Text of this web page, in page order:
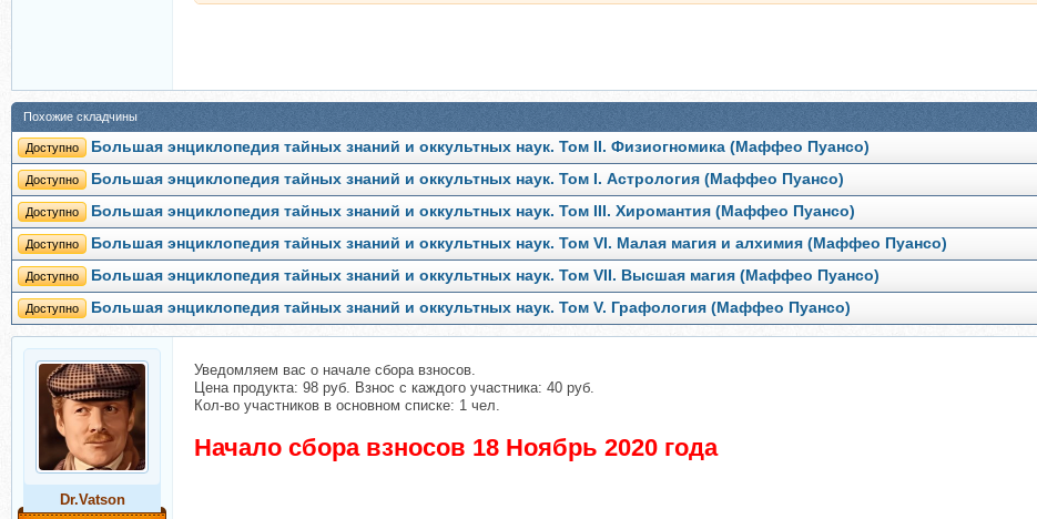
Похожие складчины
Доступно Большая энциклопедия тайных знаний и оккультных наук. Том II. Физиогномика (Маффео Пуансо)
Доступно Большая энциклопедия тайных знаний и оккультных наук. Том I. Астрология (Маффео Пуансо)
Доступно Большая энциклопедия тайных знаний и оккультных наук. Том III. Хиромантия (Маффео Пуансо)
Доступно Большая энциклопедия тайных знаний и оккультных наук. Том VI. Малая магия и алхимия (Маффео Пуансо)
Доступно Большая энциклопедия тайных знаний и оккультных наук. Том VII. Высшая магия (Маффео Пуансо)
Доступно Большая энциклопедия тайных знаний и оккультных наук. Том V. Графология (Маффео Пуансо)
Dr.Vatson
Уведомляем вас о начале сбора взносов.
Цена продукта: 98 руб. Взнос с каждого участника: 40 руб.
Кол-во участников в основном списке: 1 чел.
Начало сбора взносов 18 Ноябрь 2020 года